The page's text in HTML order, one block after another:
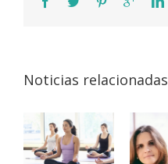
Noticias relacionadas